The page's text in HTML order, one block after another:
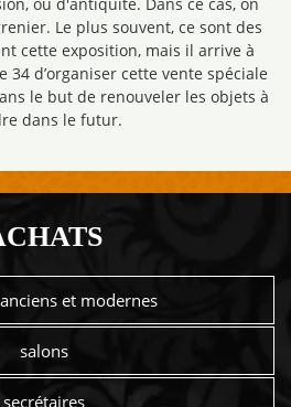
Le plus souvent, ce sont des
cette exposition, mais il arrive à
34 d’organiser cette vente spéciale
le but de renouveler les objets à
dans le futur.
et modernes
salons
secrétaires